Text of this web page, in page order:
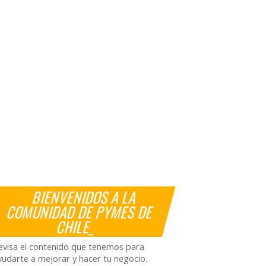
BIENVENIDOS A LA
COMUNIDAD DE PYMES DE
CHILE_
el contenido que tenemos para
a mejorar y hacer tu negocio.